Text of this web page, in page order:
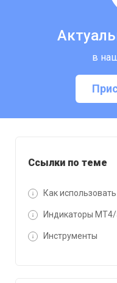
Ссылки по теме
Как использовать
Индикаторы
Инструменты
в